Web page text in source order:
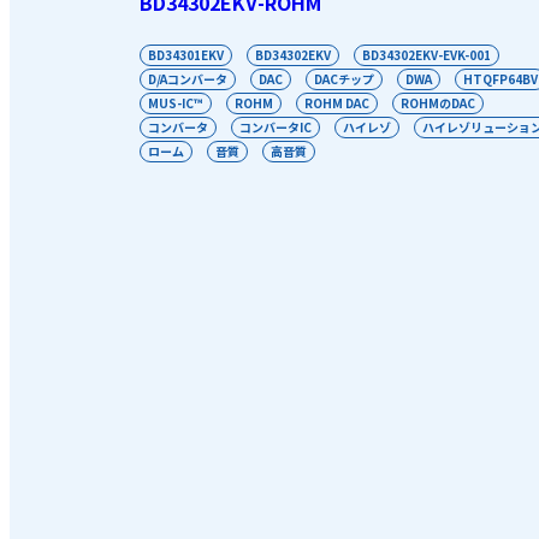
BD34301EKV BD34302EKV
BD34302EKV-EVK-001
D/Aコンバータ
DAC DACチップ DWA
HTQFP64BV
MUS-IC™
ROHM ROHM DAC
ROHMのDAC
コンバータ
コンバータIC ハイレゾ
ハイレゾリューショ
ローム
音質 高音質